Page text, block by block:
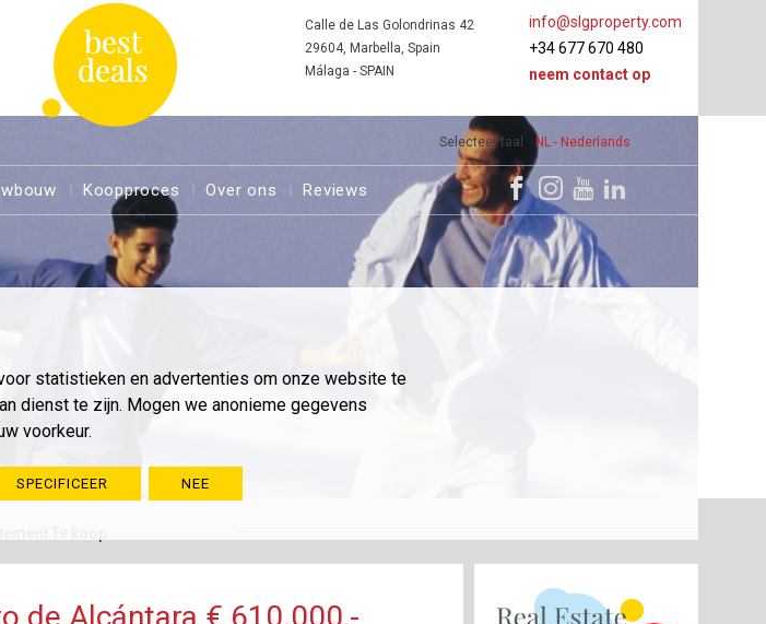
statistieken en advertenties om onze website te
dienst te zijn. Mogen we anonieme gegevens
voorkeur.
SPECIFICEER NEE
Selecteer taal NL - Nederlands
info@slgproperty.com
+34 677 670 480
neem contact op
Calle de Las Golondrinas 42
29604, Marbella, Spain
Málaga - SPAIN
Koopproces Over ons Reviews